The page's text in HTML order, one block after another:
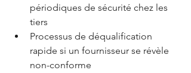
périodiques de sécurité chez les
tiers
Processus de déqualification
rapide si un fournisseur se révèle
non-conforme